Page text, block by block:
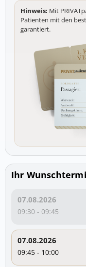
Hinweis: Mit
Patienten mit den
garantiert.
Ihr
07.08.2026
09:30 - 09:45
07.08.2026
09:45 - 10:00